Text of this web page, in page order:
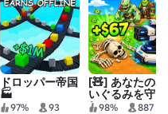
ドロッパー帝国
🏭
97% 93
[🧸] あなたのぬ
いぐるみを守
れ！TD
98% 887